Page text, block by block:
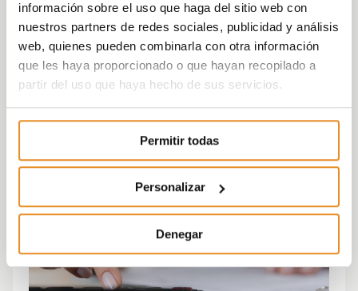
información sobre el uso que haga del sitio web con
nuestros partners de redes sociales, publicidad y análisis
web, quienes pueden combinarla con otra información
que les haya proporcionado o que hayan recopilado a
partir del uso que haya hecho de sus servicios.
Permitir todas
Personalizar
Denegar